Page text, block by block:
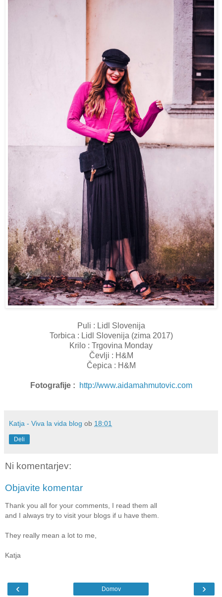
Puli : Lidl Slovenija
Torbica : Lidl Slovenija (zima 2017)
Krilo : Trgovina Monday
Čevlji : H&M
Čepica : H&M
Fotografije : http://www.aidamahmutovic.com
Katja - Viva la vida blog ob 18:01
Deli
Ni komentarjev:
Objavite komentar
Thank you all for your comments, I read them all
and I always try to visit your blogs if u have them.
They really mean a lot to me,
Katja
‹ ›
Domov